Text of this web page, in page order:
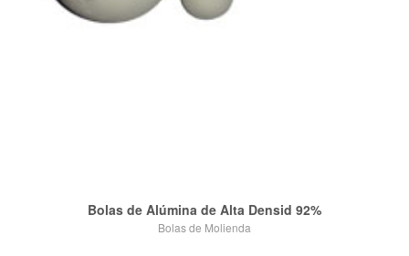
Bolas de Alúmina de Alta Densid 92%
Bolas de Molienda